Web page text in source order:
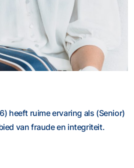
heeft ruime ervaring als (Senior)
van fraude en integriteit.